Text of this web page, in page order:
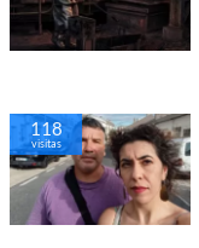
118
visitas